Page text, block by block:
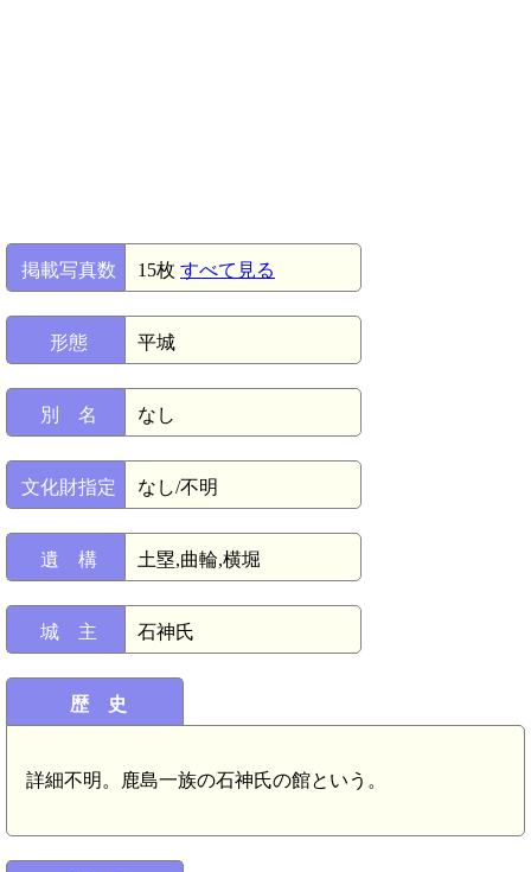
掲載写真数 15枚 すべて見る
形態 平城
別 名 なし
文化財指定 なし/不明
遺 構 土塁,曲輪,横堀
城 主 石神氏
歴 史
詳細不明。鹿島一族の石神氏の館という。